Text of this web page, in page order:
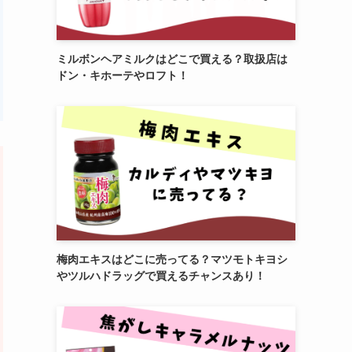
ミルボンヘアミルクはどこで買える？取扱店は
ドン・キホーテやロフト！
梅肉エキスはどこに売ってる？マツモトキヨシ
やツルハドラッグで買えるチャンスあり！